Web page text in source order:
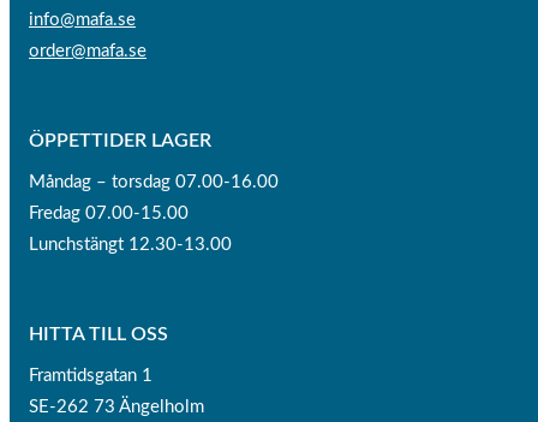
info@mafa.se
order@mafa.se
ÖPPETTIDER LAGER
Måndag – torsdag 07.00-16.00
Fredag 07.00-15.00
Lunchstängt 12.30-13.00
HITTA TILL OSS
Framtidsgatan 1
SE-262 73 Ängelholm